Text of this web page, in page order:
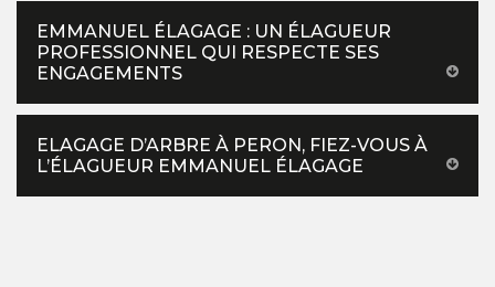
EMMANUEL ÉLAGAGE : UN ÉLAGUEUR
PROFESSIONNEL QUI RESPECTE SES
ENGAGEMENTS
ELAGAGE D’ARBRE À PERON, FIEZ-VOUS À
L’ÉLAGUEUR EMMANUEL ÉLAGAGE